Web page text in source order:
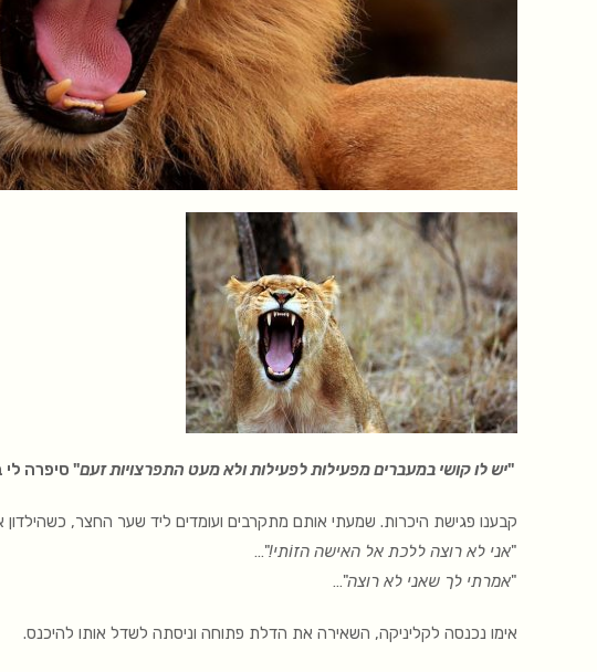
"יש לו קושי במעברים מפעילות לפעילות ולא מעט התפרצויות זעם" סיפרה לי
קבענו פגישת היכרות. שמעתי אותם מתקרבים ועומדים ליד שער החצר, כשהילדון
"אני לא רוצה ללכת אל האישה הזוֹתי!"…
"אמרתי לך שאני לא רוצה"…
אימו נכנסה לקליניקה, השאירה את הדלת פתוחה וניסתה לשדל אותו להיכנס.